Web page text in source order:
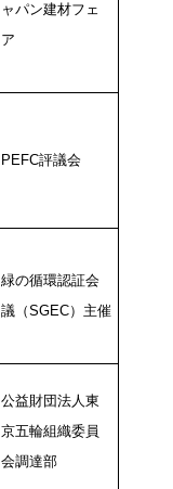
ャパン建材フェ
ア
PEFC評議会
緑の循環認証会
議（SGEC）主催
公益財団法人東
京五輪組織委員
会調達部